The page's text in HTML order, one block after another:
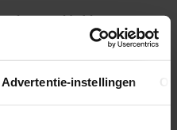
Advertentie-instellingen
belde Bart.
typt… En deze keer
wat er komt’